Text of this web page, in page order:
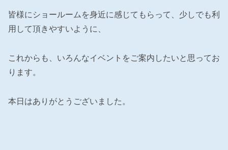
皆様にショールームを身近に感じてもらって、少しでも利
用して頂きやすいように、
これからも、いろんなイベントをご案内したいと思ってお
ります。
本日はありがとうございました。